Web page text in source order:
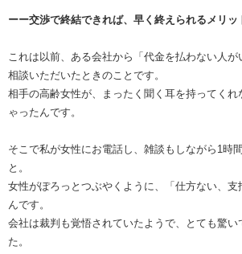
ーー交渉で終結できれば、早く終えられるメリッ
これは以前、ある会社から「代金を払わない人
相談いただいたときのことです。
相手の高齢女性が、まったく聞く耳を持ってくれ
ゃったんです。
そこで私が女性にお電話し、雑談もしながら1時
と。
女性がぽろっとつぶやくように、「仕方ない、支
んです。
会社は裁判も覚悟されていたようで、とても驚い
た。